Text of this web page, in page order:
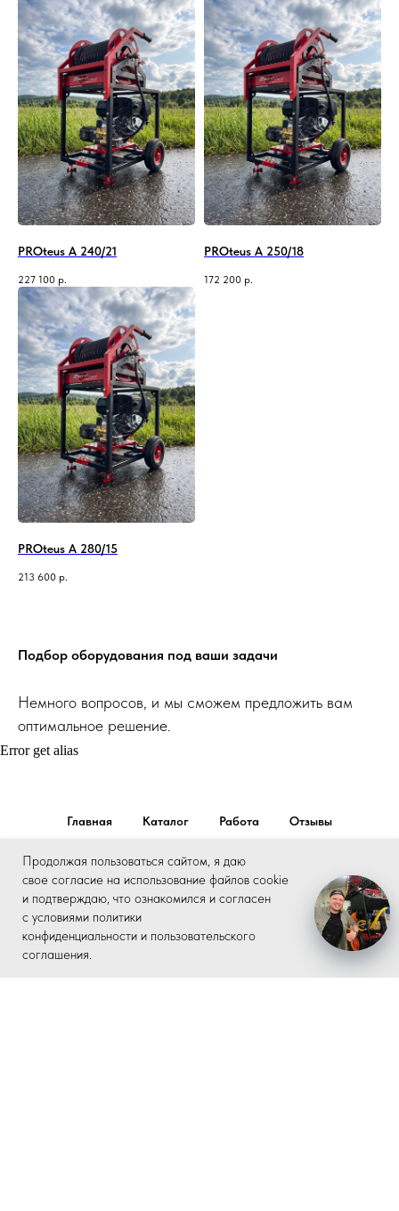
Home Cart
Продолжая пользоваться сайтом, я даю
свое согласие на использование файлов cookie
и подтверждаю, что ознакомился и согласен
с условиями политики
конфиденциальности и пользовательского
соглашения.
OK
PROteus A 240/21
227 100 р.
PROteus A 250/18
172 200 р.
PROteus A 280/15
213 600 р.
Подбор оборудования под ваши задачи
Немного вопросов, и мы сможем предложить вам
оптимальное решение.
Error get alias
Главная Каталог Работа Отзывы
Правовая информация
© Все права защищены. ООО «РостГидроРесурс»